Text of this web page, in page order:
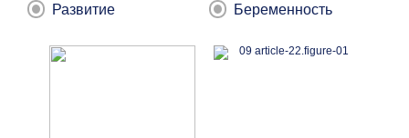
Развитие
Беременность